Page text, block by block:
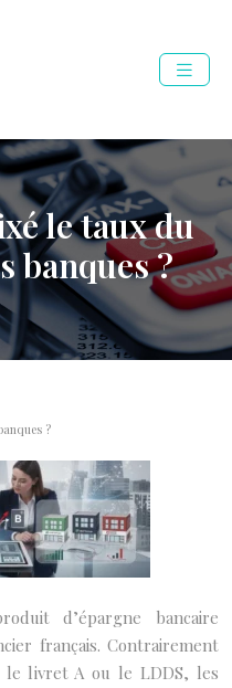
le taux du
banques ?
?
d’épargne bancaire
français. Contrairement
le livret A ou le LDDS, les